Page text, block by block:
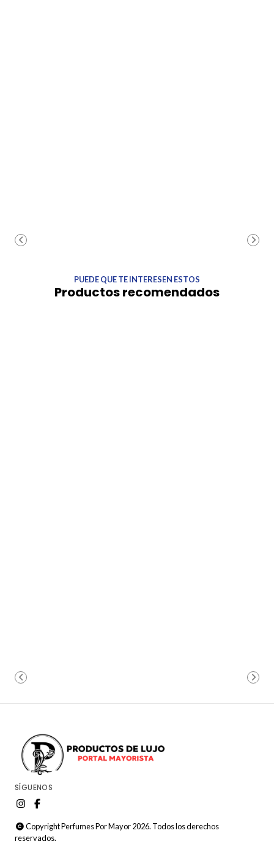
PUEDE QUE TE INTERESEN ESTOS
Productos recomendados
SÍGUENOS
Copyright Perfumes Por Mayor 2026. Todos los derechos
reservados.